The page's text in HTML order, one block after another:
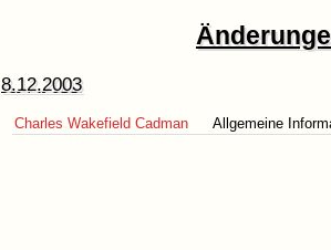
8.12.2003
Charles Wakefield Cadman Allgemeine